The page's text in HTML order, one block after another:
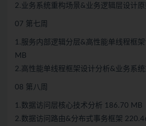
2.业务系统重构场景&业务逻辑层设计
07 第七周
1.服务内部逻辑分层&高性能单线程框
MB
2.高性能单线程框架设计分析&业务系
08 第八周
1.数据访问层核心技术分析 186.70 MB
2.数据访问路由&分布式事务框架